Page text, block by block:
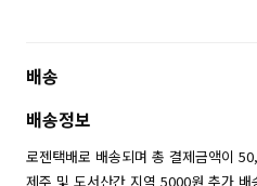
배송
배송정보
로젠택배로 배송되며 총 결제금액이
제주 및 도서산간 지역 5000원 추가 배